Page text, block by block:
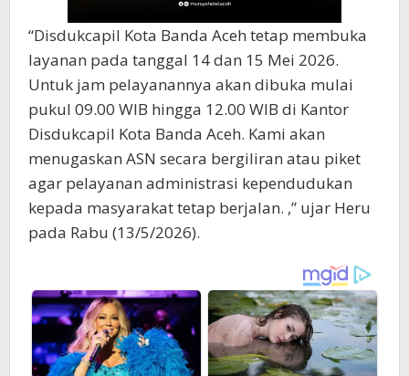
“Disdukcapil Kota Banda Aceh tetap membuka
layanan pada tanggal 14 dan 15 Mei 2026.
Untuk jam pelayanannya akan dibuka mulai
pukul 09.00 WIB hingga 12.00 WIB di Kantor
Disdukcapil Kota Banda Aceh. Kami akan
menugaskan ASN secara bergiliran atau piket
agar pelayanan administrasi kependudukan
kepada masyarakat tetap berjalan. ,” ujar Heru
pada Rabu (13/5/2026).